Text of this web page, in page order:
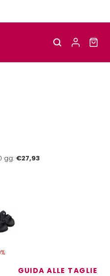
gg: €27,93
GUIDA ALLE TAGLIE